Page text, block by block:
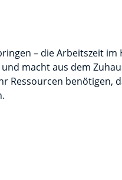
– die Arbeitszeit
macht aus dem
benötigen,